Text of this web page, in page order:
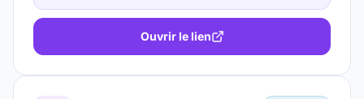
Ouvrir le lien